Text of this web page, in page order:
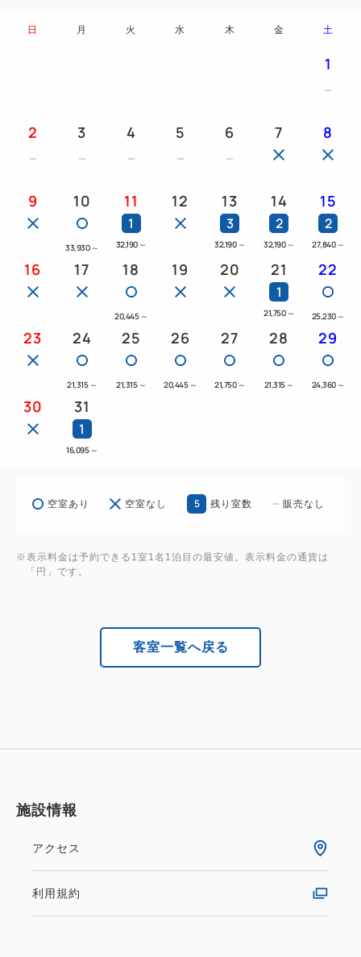
お茶セット・シャンプー・コンディショナー・ボディ
ソープ・ハンドソープ・バスタオル・フェイスタオ
リ・綿棒・スリッパ
お子様の添い寝（食事・寝具不要）は未就学児で、既
存のベット1台（ソファベット、エキストラベッドを
除く）につき1名様までとさせていただきます。
超過人数でご予約の場合は、現地にて追加代金また
は、追加のお部屋のご予約が必要となります。
日 月 火 水 木 金 土
1
2 3 4 5 6 7 8
9 10
33,930 ～
11
1
32,190 ～
12 13
3
32,190 ～
14
2
32,190 ～
15
2
27,840 ～
16 17 18
20,445 ～
19 20 21
1
21,750 ～
22
25,230 ～
23 24
21,315 ～
25
21,315 ～
26
20,445 ～
27
21,750 ～
28
21,315 ～
29
24,360 ～
30 31
1
16,095 ～
空室あり 空室なし 5 残り室数 販売なし
※表示料金は予約できる1室1名1泊目の最安値。表示料金の通貨は
「円」です。
客室一覧へ戻る
施設情報
アクセス
利用規約